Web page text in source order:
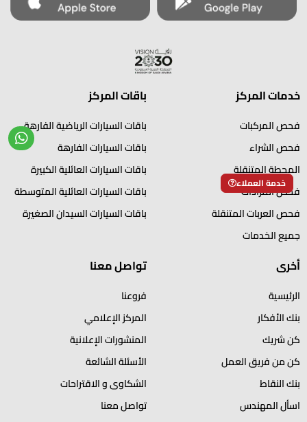
خدمة العملاء
خدمات المركز
فحص المركبات
فحص الشراء
المحطة المتنقلة
فحص المزادات
فحص العربات المتنقلة
جميع الخدمات
باقات المركز
باقات السيارات الرياضية الفارهة
باقات السيارات الفارهة
باقات السيارات العائلية الكبيرة
باقات السيارات العائلية المتوسطة
باقات السيارات السيدان الصغيرة
أخرى
الرئيسية
بنك الأفكار
كن شريك
كن من فريق العمل
بنك النقاط
اسأل المهندس
تواصل معنا
فروعنا
المركز الإعلامي
المنشورات الإعلانية
الأسئلة الشائعة
الشكاوى و الاقتراحات
تواصل معنا